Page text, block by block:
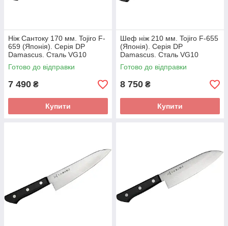
Ніж Сантоку 170 мм. Tojiro F-
659 (Японія). Серія DP
Damascus. Сталь VG10
дамаск 37 шарів. Руків'я —
Pakkawood
Готово до відправки
7 490 ₴
Купити
Шеф ніж 210 мм. Tojiro F-655
(Японія). Серія DP
Damascus. Сталь VG10
дамаск 37 шарів. Руків'я —
Pakkawood.
Готово до відправки
8 750 ₴
Купити